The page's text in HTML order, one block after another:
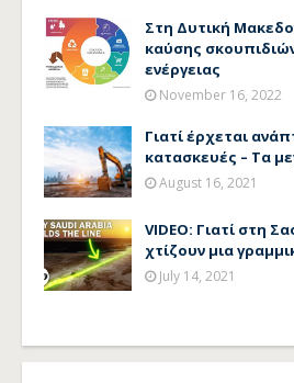
Στη Δυτική
καύσης
ενέργειας
November 16, 2022
Γιατί έρχεται
κατασκευές – Τα
August 16, 2021
VIDEO: Γιατί στη
χτίζουν μια
July 14, 2021